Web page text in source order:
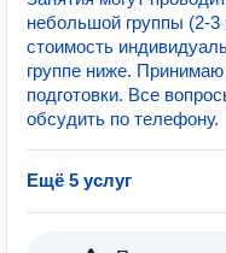
небольшой группы (2-3
стоимость
группе ниже.
подготовки. Все
обсудить по телефону.
Ещё 5 услуг